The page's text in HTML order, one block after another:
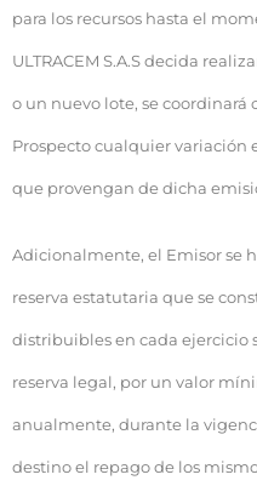
para los recursos hasta el
ULTRACEM S.A.S decida
o un nuevo lote, se coordinará
Prospecto cualquier variación
que provengan de dicha
Adicionalmente, el Emisor se
reserva estatutaria que se
distribuibles en cada ejercicio
reserva legal, por un valor
anualmente, durante la
destino el repago de los